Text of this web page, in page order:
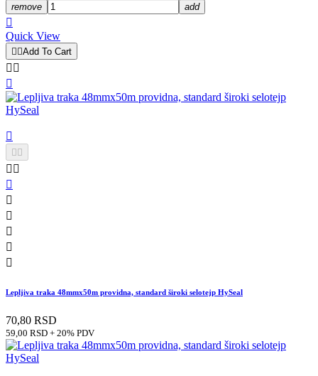
remove add

Quick View
Add To Cart
 



 






Lepljiva traka 48mmx50m providna, standard široki selotejp HySeal
70,80 RSD
59,00 RSD + 20% PDV